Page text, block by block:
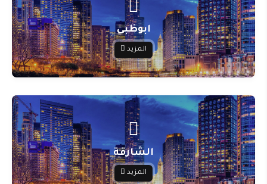
ابوظبى
المزيد
الشارقة
المزيد